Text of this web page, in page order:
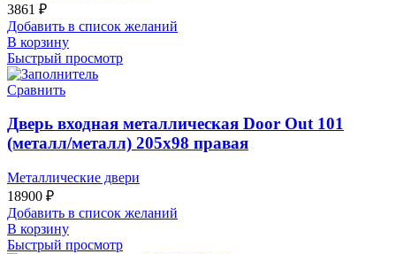
3861 ₽
Добавить в список желаний
В корзину
Быстрый просмотр
Сравнить
Дверь входная металлическая Door Out 101
(металл/металл) 205х98 правая
Металлические двери
18900 ₽
Добавить в список желаний
В корзину
Быстрый просмотр